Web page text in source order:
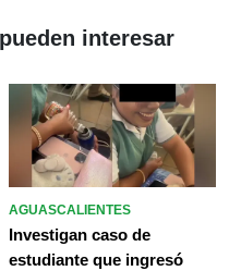
interesar
AGUASCALIENTES
Investigan caso de
estudiante que ingresó